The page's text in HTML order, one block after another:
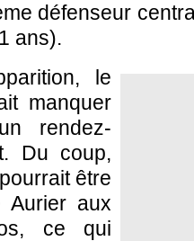
défenseur
ans).
le
manquer
rendez-
Du coup,
être
Aurier aux
ce qui